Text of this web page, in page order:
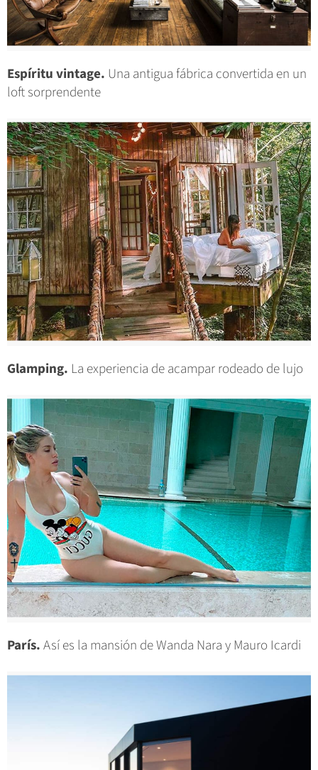
Espíritu vintage. Una antigua fábrica convertida en un
loft sorprendente
Glamping. La experiencia de acampar rodeado de lujo
París.Así es la mansión de Wanda Nara y Mauro Icardi